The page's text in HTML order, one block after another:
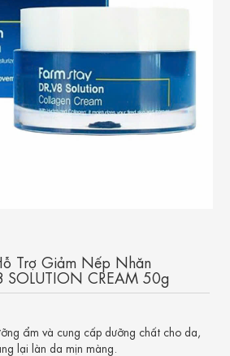
Trợ Giảm Nếp Nhăn
SOLUTION CREAM 50g
ẩm và cung cấp dưỡng chất cho da,
lại làn da mịn màng.